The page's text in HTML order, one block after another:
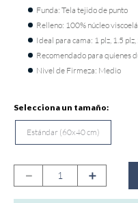
Funda: Tela tejido de punto
Relleno: 100% núcleo
Ideal para cama: 1 plz, 1.5 plz,
Recomendado para quienes
Nivel de Firmeza: Medio
Estándar (60x40 cm)
＋
－
fiamma
antares